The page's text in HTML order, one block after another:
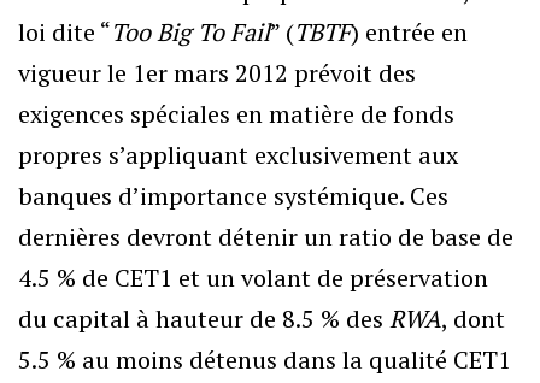
loi dite “Too Big To Fail” (TBTF) entrée en
vigueur le 1er mars 2012 prévoit des
exigences spéciales en matière de fonds
propres s’appliquant exclusivement aux
banques d’importance systémique. Ces
dernières devront détenir un ratio de base de
4.5 % de CET1 et un volant de préservation
du capital à hauteur de 8.5 % des RWA, dont
5.5 % au moins détenus dans la qualité CET1